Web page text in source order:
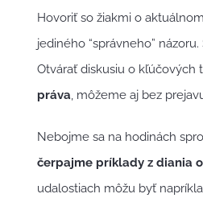
Hovoriť so žiakmi o
jediného “správneho”
Otvárať diskusiu o kľúčových
práva, môžeme aj bez
Nebojme sa na hodinách
čerpajme príklady z diania
udalostiach môžu byť